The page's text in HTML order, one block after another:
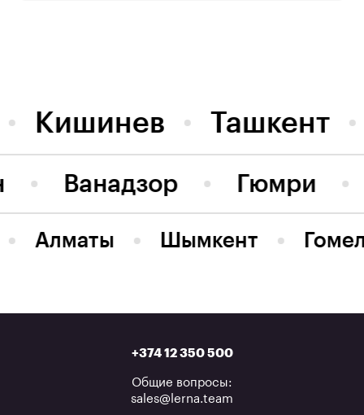
Кишинев Ташкент
Гюмри
Ванадзор
Алматы Шымкент
+374 12 350 500
Общие вопросы:
sales@lerna.team